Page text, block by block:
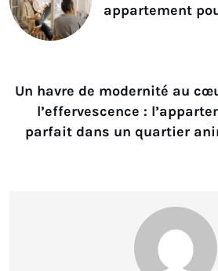
appartement
Un havre de modernité au
l’effervescence :
parfait dans un quartier